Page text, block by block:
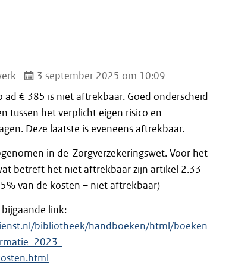
3 september 2025 om 10:09
ad € 385 is niet aftrekbaar. Goed onderscheid
tussen het verplicht eigen risico en
Deze laatste is eveneens aftrekbaar.
in de Zorgverzekeringswet. Voor het
betreft het niet aftrekbaar zijn artikel 2.33
van de kosten – niet aftrekbaar)
link:
bibliotheek/handboeken/html/boeken